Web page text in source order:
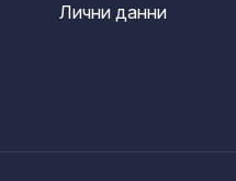
Лични данни